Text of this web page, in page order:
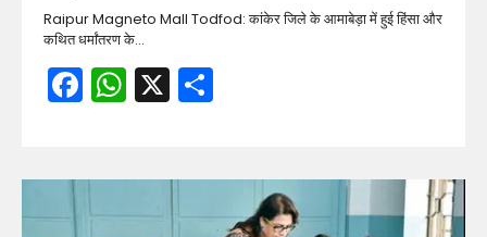
Raipur Magneto Mall Todfod: कांकेर जिले के आमाबेड़ा में हुई हिंसा और
कथित धर्मांतरण के…
Facebook
WhatsApp
X